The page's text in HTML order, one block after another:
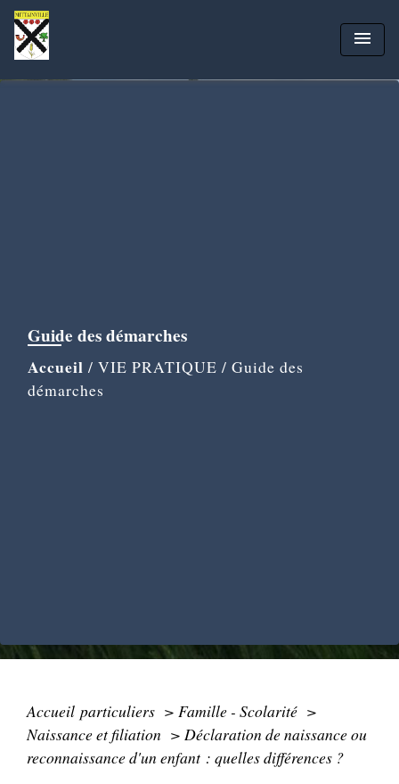
menu
Guide des démarches
Accueil / VIE PRATIQUE / Guide des
démarches
Accueil particuliers > Famille - Scolarité >
Naissance et filiation > Déclaration de naissance ou
reconnaissance d'un enfant : quelles différences ?